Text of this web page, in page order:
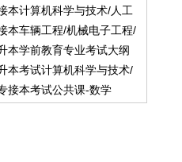
本计算机科学与技术/人工
据科学与大数据技术/网络
/信息管理与信息系统专业
本车辆工程/机械电子工程/
计制造及 其自动化/汽车服
大纲
本学前教育专业考试大纲
本考试计算机科学与技术/
/人工智能/软件工程/网络
接本考试公共课-数学